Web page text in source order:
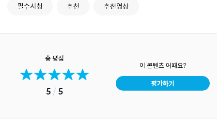
필수시청 추천 추천영상
총 평점
5/ 5
이 콘텐츠 어때요?
평가하기